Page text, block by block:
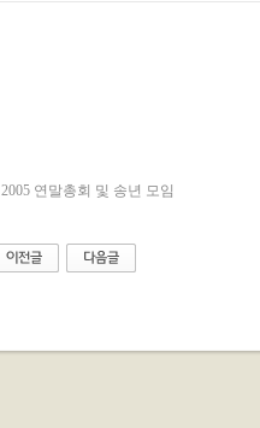
2005 연말총회 및 송년 모임